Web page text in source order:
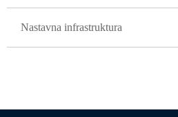
Nastavna infrastruktura